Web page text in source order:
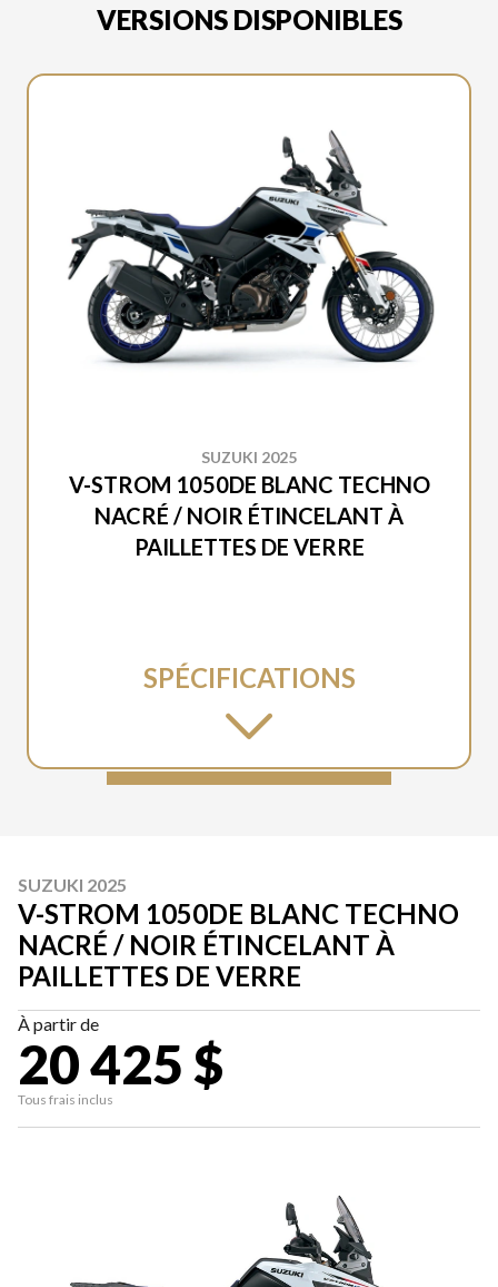
VERSIONS DISPONIBLES
SUZUKI 2025
V-STROM 1050DE BLANC TECHNO
NACRÉ / NOIR ÉTINCELANT À
PAILLETTES DE VERRE
SPÉCIFICATIONS
SUZUKI 2025
V-STROM 1050DE BLANC TECHNO
NACRÉ / NOIR ÉTINCELANT À
PAILLETTES DE VERRE
À partir de
20 425 $
Tous frais inclus